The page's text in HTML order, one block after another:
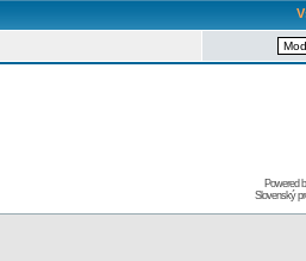
Powered
Slovenský